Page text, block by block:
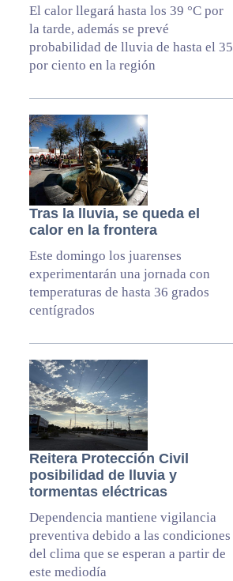
El calor llegará hasta los 39 °C por
la tarde, además se prevé
probabilidad de lluvia de hasta el 35
por ciento en la región
Tras la lluvia, se queda el
calor en la frontera
Este domingo los juarenses
experimentarán una jornada con
temperaturas de hasta 36 grados
centígrados
Reitera Protección Civil
posibilidad de lluvia y
tormentas eléctricas
Dependencia mantiene vigilancia
preventiva debido a las condiciones
del clima que se esperan a partir de
este mediodía